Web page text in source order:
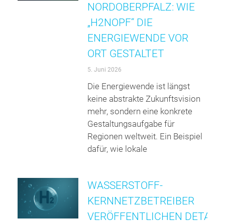
NORDOBERPFALZ: WIE
„H2NOPF“ DIE
ENERGIEWENDE VOR
ORT GESTALTET
5. Juni 2026
Die Energiewende ist längst
keine abstrakte Zukunftsvision
mehr, sondern eine konkrete
Gestaltungsaufgabe für
Regionen weltweit. Ein Beispiel
dafür, wie lokale
WASSERSTOFF-
KERNNETZBETREIBER
VERÖFFENTLICHEN DETAILS